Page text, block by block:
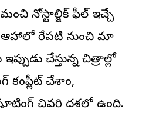
నోస్టాల్జిక్ ఫీల్ ఇచ్చే
ఆహాలో రేపటి నుంచి మా
చేస్తున్న చిత్రాల్లో
కంప్లీట్ చేశాం,
చివరి దశలో ఉంది.